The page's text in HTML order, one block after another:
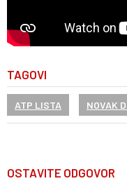
TAGOVI
ATP LISTA NOVAK
OSTAVITE ODGOVOR